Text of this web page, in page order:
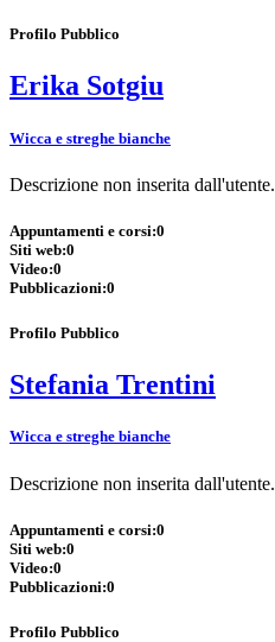
Profilo Pubblico
Erika Sotgiu
Wicca e streghe bianche
Descrizione non inserita dall'utente.
Appuntamenti e corsi:0
Siti web:0
Video:0
Pubblicazioni:0
Profilo Pubblico
Stefania Trentini
Wicca e streghe bianche
Descrizione non inserita dall'utente.
Appuntamenti e corsi:0
Siti web:0
Video:0
Pubblicazioni:0
Profilo Pubblico